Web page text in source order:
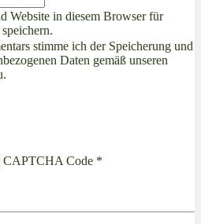
Website in diesem Browser für
stimme ich der Speicherung und
Daten gemäß unseren
CAPTCHA Code *